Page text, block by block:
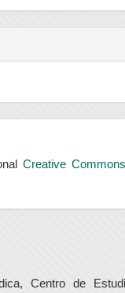
Creative Commons
Centro de